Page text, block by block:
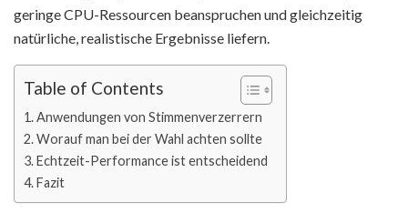
geringe CPU-Ressourcen beanspruchen und gleichzeitig
natürliche, realistische Ergebnisse liefern.
Table of Contents
Anwendungen von Stimmenverzerrern
Worauf man bei der Wahl achten sollte
Echtzeit-Performance ist entscheidend
Fazit